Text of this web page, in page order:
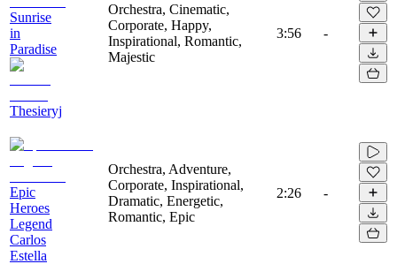
Sunrise
in
Paradise
Thesieryj
Orchestra, Cinematic,
Corporate, Happy,
Inspirational, Romantic,
Majestic
3:56 -
Epic
Heroes
Legend
Carlos
Estella
Orchestra, Adventure,
Corporate, Inspirational,
Dramatic, Energetic,
Romantic, Epic
2:26 -